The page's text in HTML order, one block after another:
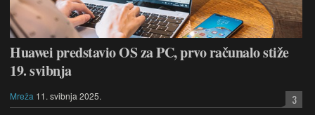
Huawei predstavio OS za PC, prvo računalo stiže
19. svibnja
Mreža 11. svibnja 2025. 3